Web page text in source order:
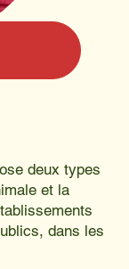
deux types
et la
dans les